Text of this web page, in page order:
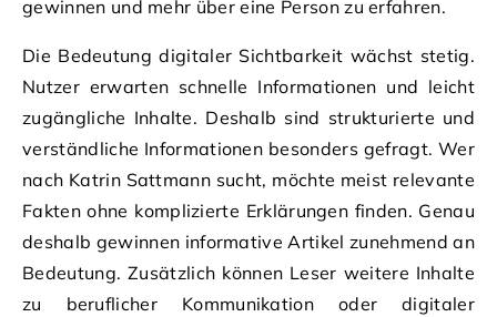
gewinnen und mehr über eine Person zu erfahren.
Die Bedeutung digitaler Sichtbarkeit wächst stetig.
Nutzer erwarten schnelle Informationen und leicht
zugängliche Inhalte. Deshalb sind strukturierte und
verständliche Informationen besonders gefragt. Wer
nach Katrin Sattmann sucht, möchte meist relevante
Fakten ohne komplizierte Erklärungen finden. Genau
deshalb gewinnen informative Artikel zunehmend an
Bedeutung. Zusätzlich können Leser weitere Inhalte
zu beruflicher Kommunikation oder digitaler